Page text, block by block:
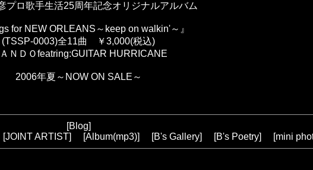
プロ歌手生活25周年記念オリジナルアルバム
for NEW ORLEANS～keep on walkin'～』
(TSSP-0003)全11曲 ￥3,000(税込)
ＡＮＤＯfeatring:GUITAR HURRICANE
2006年夏～NOW ON SALE～
[Blog]
JOINT ARTIST] [Album(mp3)] [B's Gallery] [B's Poetry] [mini